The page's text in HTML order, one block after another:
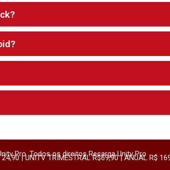
Pro. Todos os direitos Recarga Unitv Pro
| UNITV TRIMESTRAL R$69,90 | ANUAL R$